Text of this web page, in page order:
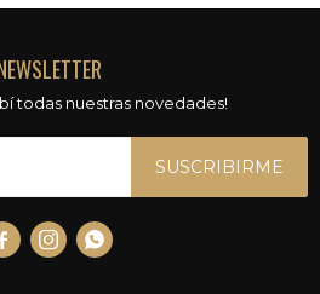
todas nuestras novedades!
SUSCRIBIRME
 